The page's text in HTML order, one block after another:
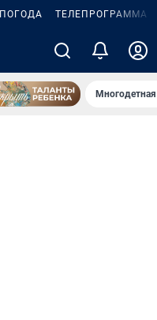
ПОГОДА ТЕЛЕПРОГРАММА